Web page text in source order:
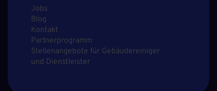
Jobs
Blog
Kontakt
Partnerprogramm
Stellenangebote für Gebäudereiniger
und Dienstleister